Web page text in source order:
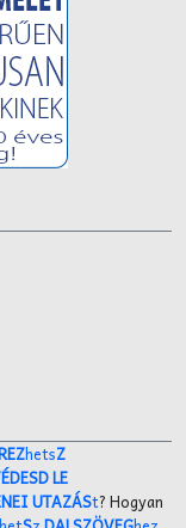
hetsZ
LE
UTAZÁSt? Hogyan